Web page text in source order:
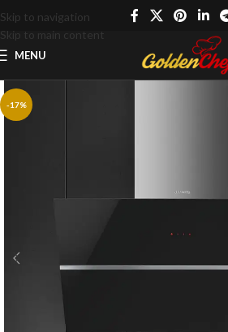
Skip to navigation
Skip to main content
MENU
-17%